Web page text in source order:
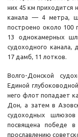
них 45 км приходится
канала — 4 метра,
построено около 100
13 однокамерных
судоходного канала,
17 дамб, 11 лотков.
Волго-Донской
Единой
него флот попадает
Дон, а затем в
судоходных шлюзов
посвящена победе
прославлению